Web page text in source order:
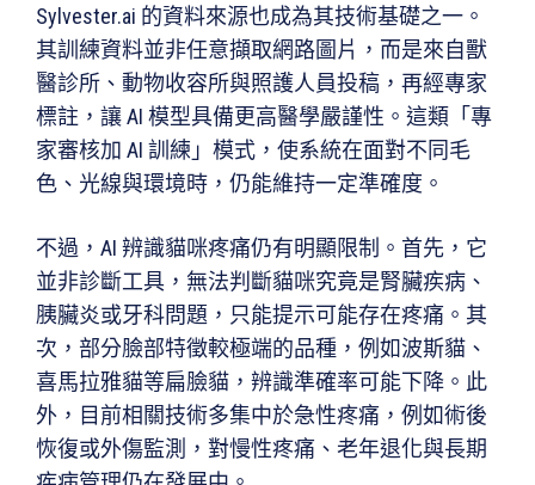
Sylvester.ai 的資料來源也成為其技術基礎之一。
其訓練資料並非任意擷取網路圖片，而是來自獸
醫診所、動物收容所與照護人員投稿，再經專家
標註，讓 AI 模型具備更高醫學嚴謹性。這類「專
家審核加 AI 訓練」模式，使系統在面對不同毛
色、光線與環境時，仍能維持一定準確度。
不過，AI 辨識貓咪疼痛仍有明顯限制。首先，它
並非診斷工具，無法判斷貓咪究竟是腎臟疾病、
胰臟炎或牙科問題，只能提示可能存在疼痛。其
次，部分臉部特徵較極端的品種，例如波斯貓、
喜馬拉雅貓等扁臉貓，辨識準確率可能下降。此
外，目前相關技術多集中於急性疼痛，例如術後
恢復或外傷監測，對慢性疼痛、老年退化與長期